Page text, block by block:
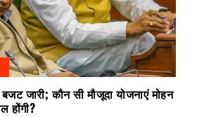
जारी; कौन सी मौजूदा योजनाएं मोहन
होंगी?